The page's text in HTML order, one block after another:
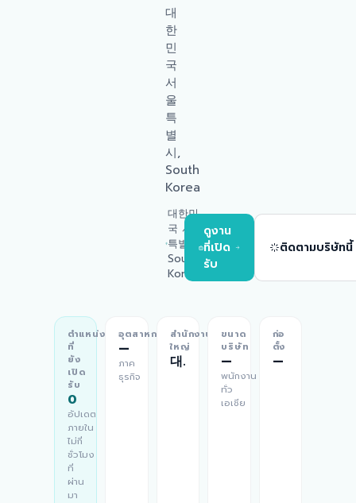
대
한
민
국
서
울
특
별
시,
South
Korea
대한민
국 서울
특별시,
South
Korea
ดูงาน
ที่เปิด
รับ
ติดตามบริษัทนี้
ตำแหน่ง
ที่
ยัง
เปิด
รับ
0
อัปเดต
ภายใน
ไม่กี่
ชั่วโมง
ที่
ผ่าน
มา
อุตสาหกรรม
—
ภาค
ธุรกิจ
สำนักงาน
ใหญ่
대한민국 서울특별시, South Korea
ขนาด
บริษัท
—
พนักงาน
ทั่ว
เอเชีย
ก่อ
ตั้ง
—